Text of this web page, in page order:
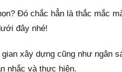
Đó chắc hẳn là thắc mắc
đây nhé!
xây dựng cũng như ngân
nhắc và thực hiện.